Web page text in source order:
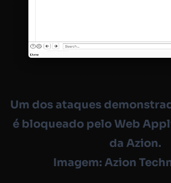
Um dos ataques
é bloqueado pelo Web
da Azion.
Imagem: Azion